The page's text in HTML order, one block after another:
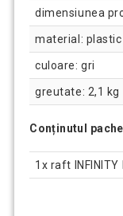
dimensiunea
material: plastic
culoare: gri
greutate: 2,1 kg
Conținutul
1x raft